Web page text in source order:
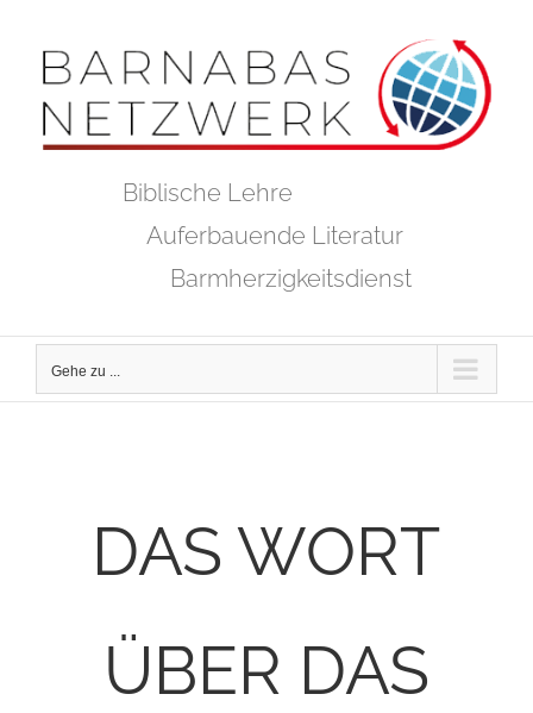
Inhalt
springen
Biblische Lehre
Auferbauende Literatur
Barmherzigkeitsdienst
Gehe zu ...
DAS WORT
ÜBER DAS